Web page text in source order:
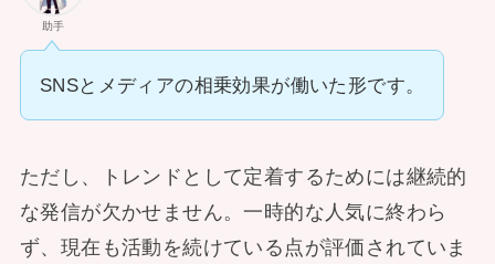
助手
SNSとメディアの相乗効果が働いた形です。
ただし、トレンドとして定着するためには継続的
な発信が欠かせません。一時的な人気に終わら
ず、現在も活動を続けている点が評価されていま